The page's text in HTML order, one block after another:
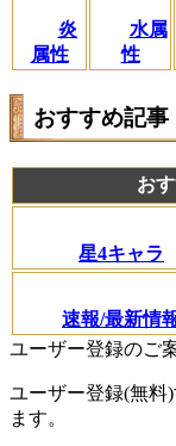
炎
属性
水属
性
おすすめ記事
お
星4キャラ
速報/最新情
ユーザー登録のご
ユーザー登録(無料
ます。